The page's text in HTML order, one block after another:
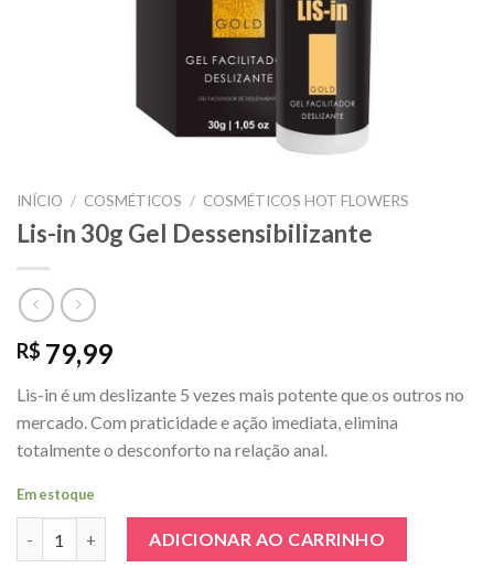
INÍCIO / COSMÉTICOS / COSMÉTICOS HOT FLOWERS
Lis-in 30g Gel Dessensibilizante
R$ 79,99
Lis-in é um deslizante 5 vezes mais potente que os outros no
mercado. Com praticidade e ação imediata, elimina
totalmente o desconforto na relação anal.
Em estoque
ADICIONAR AO CARRINHO